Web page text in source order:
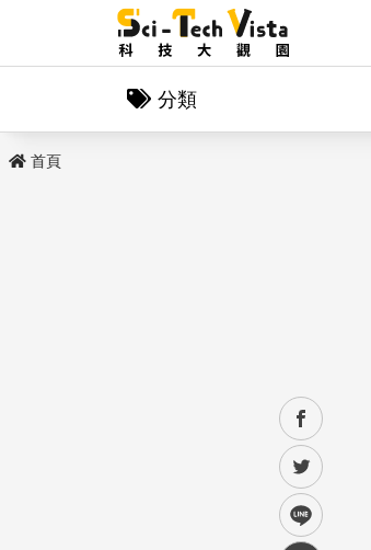
分類
首頁
facebook
twitter
line